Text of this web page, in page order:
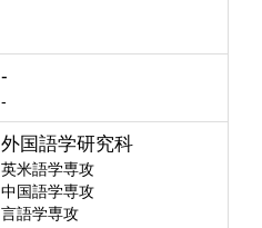
-
-
外国語学研究科
英米語学専攻
中国語学専攻
言語学専攻